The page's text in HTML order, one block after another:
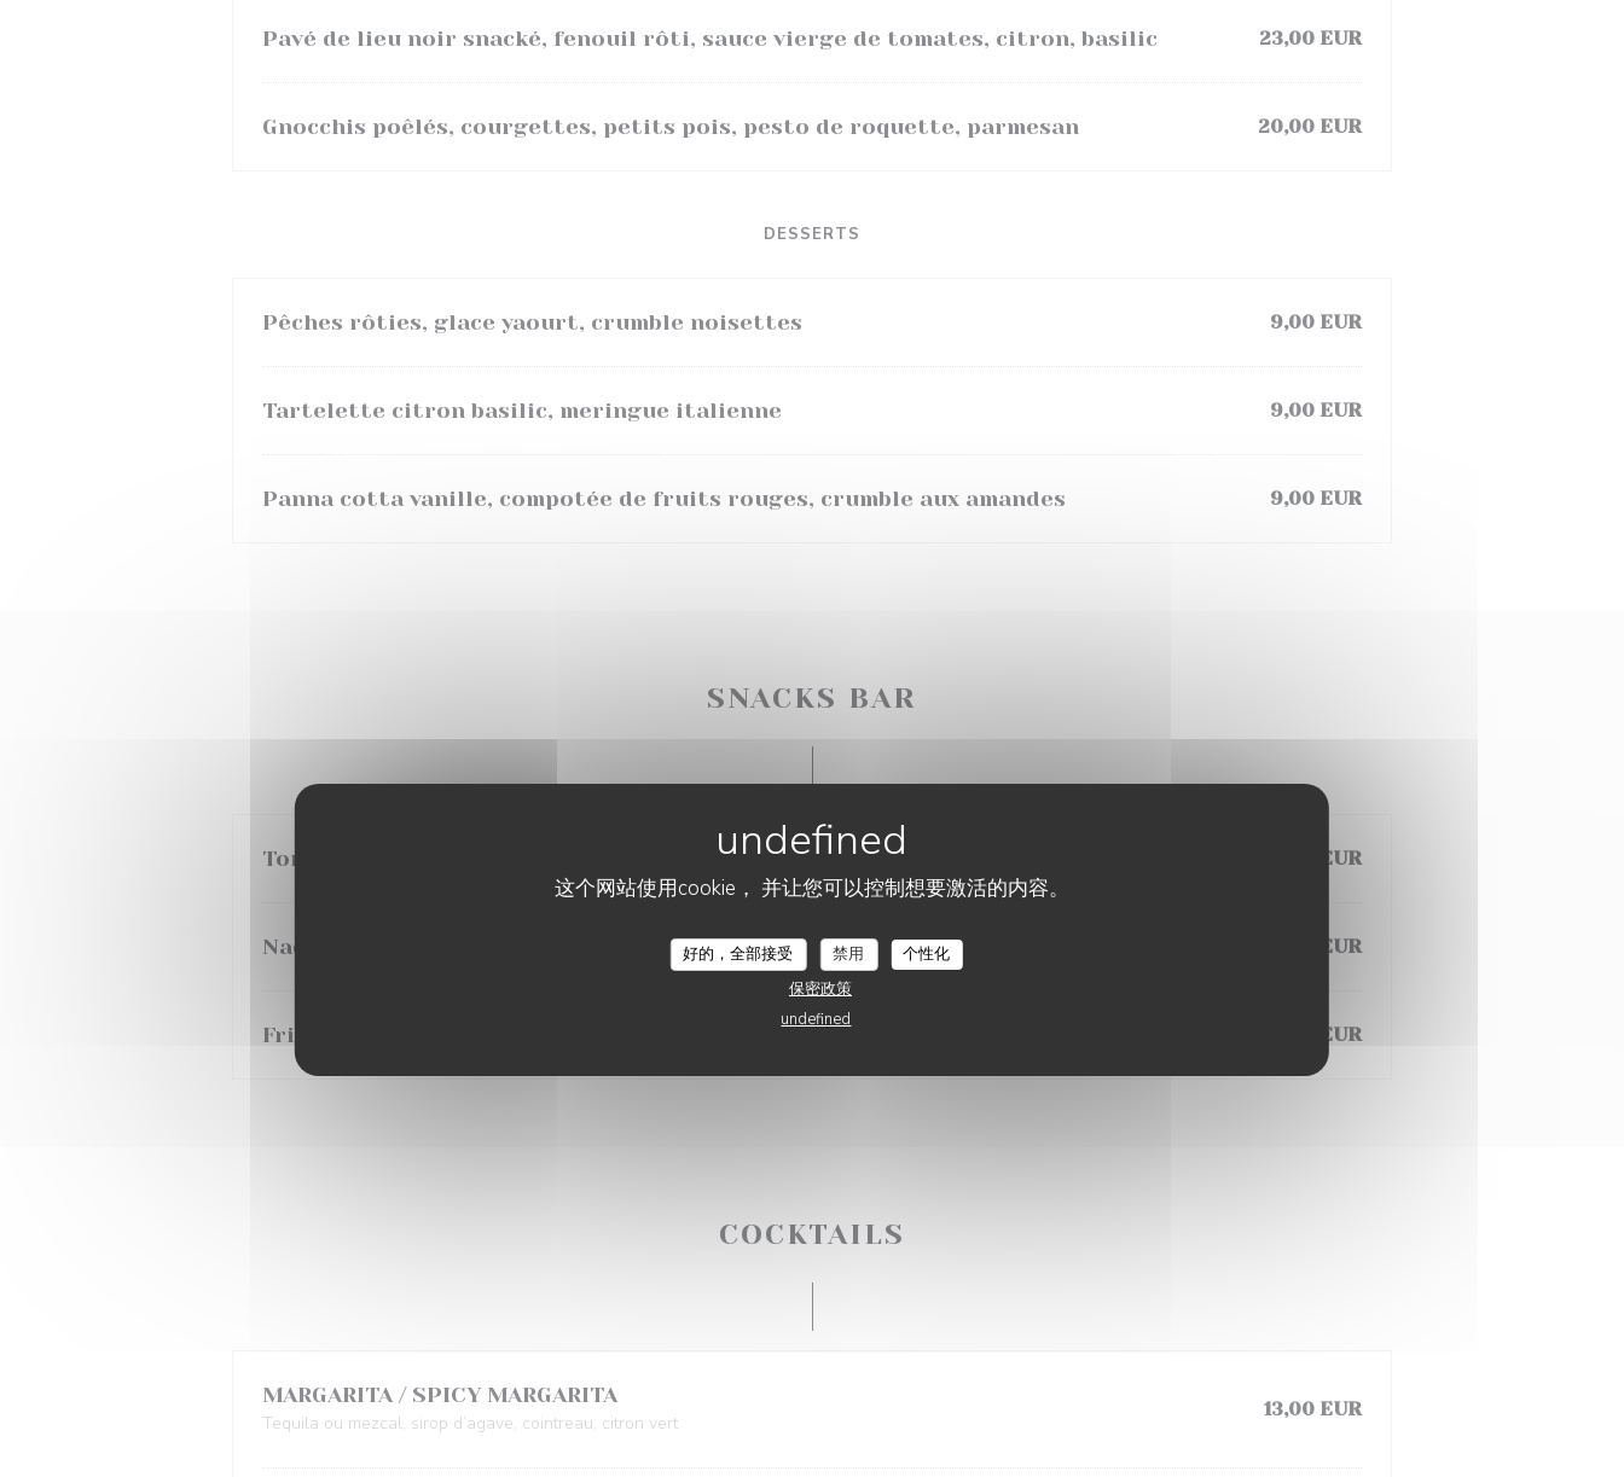
这个网站使用cookie， 并让您可以控制想要激活的内容。
好的，全部接受 禁用
个性化
保密政策
undefined
Pavé de lieu noir snacké, fenouil rôti, sauce vierge de tomates, citron, basilic 23,00 EUR
Gnocchis poêlés, courgettes, petits pois, pesto de roquette, parmesan 20,00 EUR
DESSERTS
Pêches rôties, glace yaourt, crumble noisettes 9,00 EUR
Tartelette citron basilic, meringue italienne 9,00 EUR
Panna cotta vanille, compotée de fruits rouges, crumble aux amandes 9,00 EUR
SNACKS BAR
Tortillas guacamole 6,00 EUR
Nachos 12,00 EUR
Frites 5,00 EUR
COCKTAILS
MARGARITA / SPICY MARGARITA
Tequila ou mezcal, sirop d’agave, cointreau, citron vert
13,00 EUR